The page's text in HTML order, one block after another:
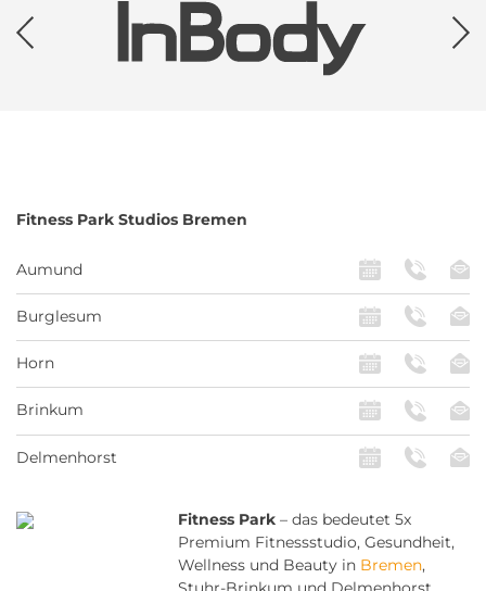
Fitness Park Studios Bremen
Aumund
Burglesum
Horn
Brinkum
Delmenhorst
Fitness Park – das bedeutet 5x
Premium Fitnessstudio, Gesundheit,
Wellness und Beauty in Bremen,